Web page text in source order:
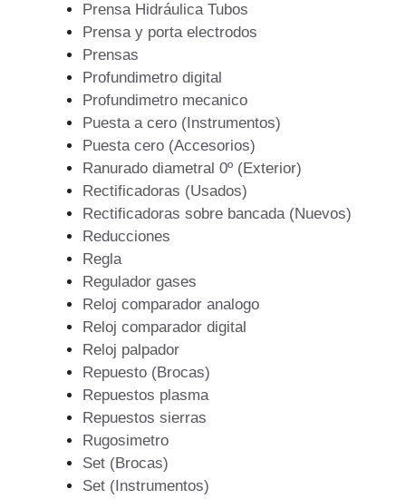
Prensa Hidráulica Tubos
Prensa y porta electrodos
Prensas
Profundimetro digital
Profundimetro mecanico
Puesta a cero (Instrumentos)
Puesta cero (Accesorios)
Ranurado diametral 0º (Exterior)
Rectificadoras (Usados)
Rectificadoras sobre bancada (Nuevos)
Reducciones
Regla
Regulador gases
Reloj comparador analogo
Reloj comparador digital
Reloj palpador
Repuesto (Brocas)
Repuestos plasma
Repuestos sierras
Rugosimetro
Set (Brocas)
Set (Instrumentos)